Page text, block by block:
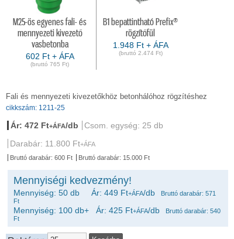
M25-ös egyenes fali- és
mennyezeti kivezető
vasbetonba
602 Ft + ÁFA
(bruttó 765 Ft)
B1 bepattintható Prefix®
rögzítőfül
1.948 Ft + ÁFA
(bruttó 2.474 Ft)
Fali és mennyezeti kivezetőkhöz betonhálóhoz rögzítéshez
cikkszám: 1211-25
Ár: 472 Ft+ÁFA/db
Csom. egység: 25 db
Darabár: 11.800 Ft+ÁFA
Bruttó darabár: 600 Ft
Bruttó darabár: 15.000 Ft
Mennyiségi kedvezmény!
Mennyiség: 50 db Ár: 449 Ft+ÁFA/db
Bruttó darabár: 571
Ft
Mennyiség: 100 db+ Ár: 425 Ft+ÁFA/db
Bruttó darabár: 540
Ft